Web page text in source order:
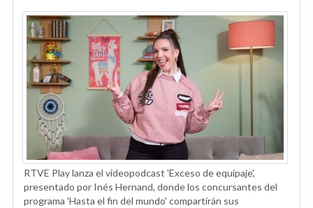
RTVE Play lanza el videopodcast 'Exceso de equipaje',
presentado por Inés Hernand, donde los concursantes del
programa 'Hasta el fin del mundo' compartirán sus